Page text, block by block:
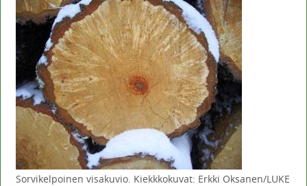
Sorvikelpoinen visakuvio. Kiekkkokuvat: Erkki Oksanen/LUKE